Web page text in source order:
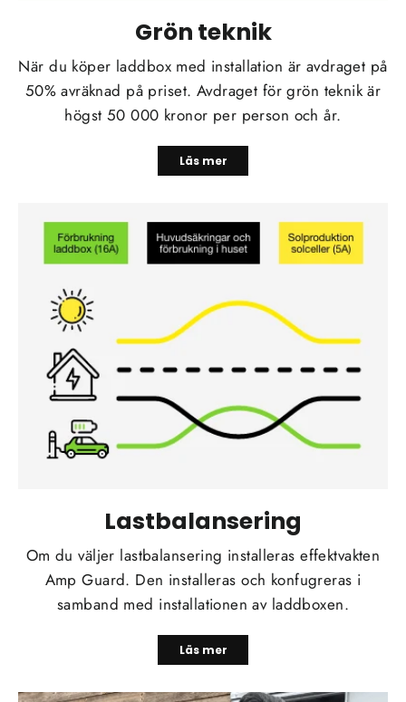
Grön teknik
När du köper laddbox med installation är avdraget på
50% avräknad på priset. Avdraget för grön teknik är
högst 50 000 kronor per person och år.
Läs mer
Lastbalansering
Om du väljer lastbalansering installeras effektvakten
Amp Guard. Den installeras och konfugreras i
samband med installationen av laddboxen.
Läs mer